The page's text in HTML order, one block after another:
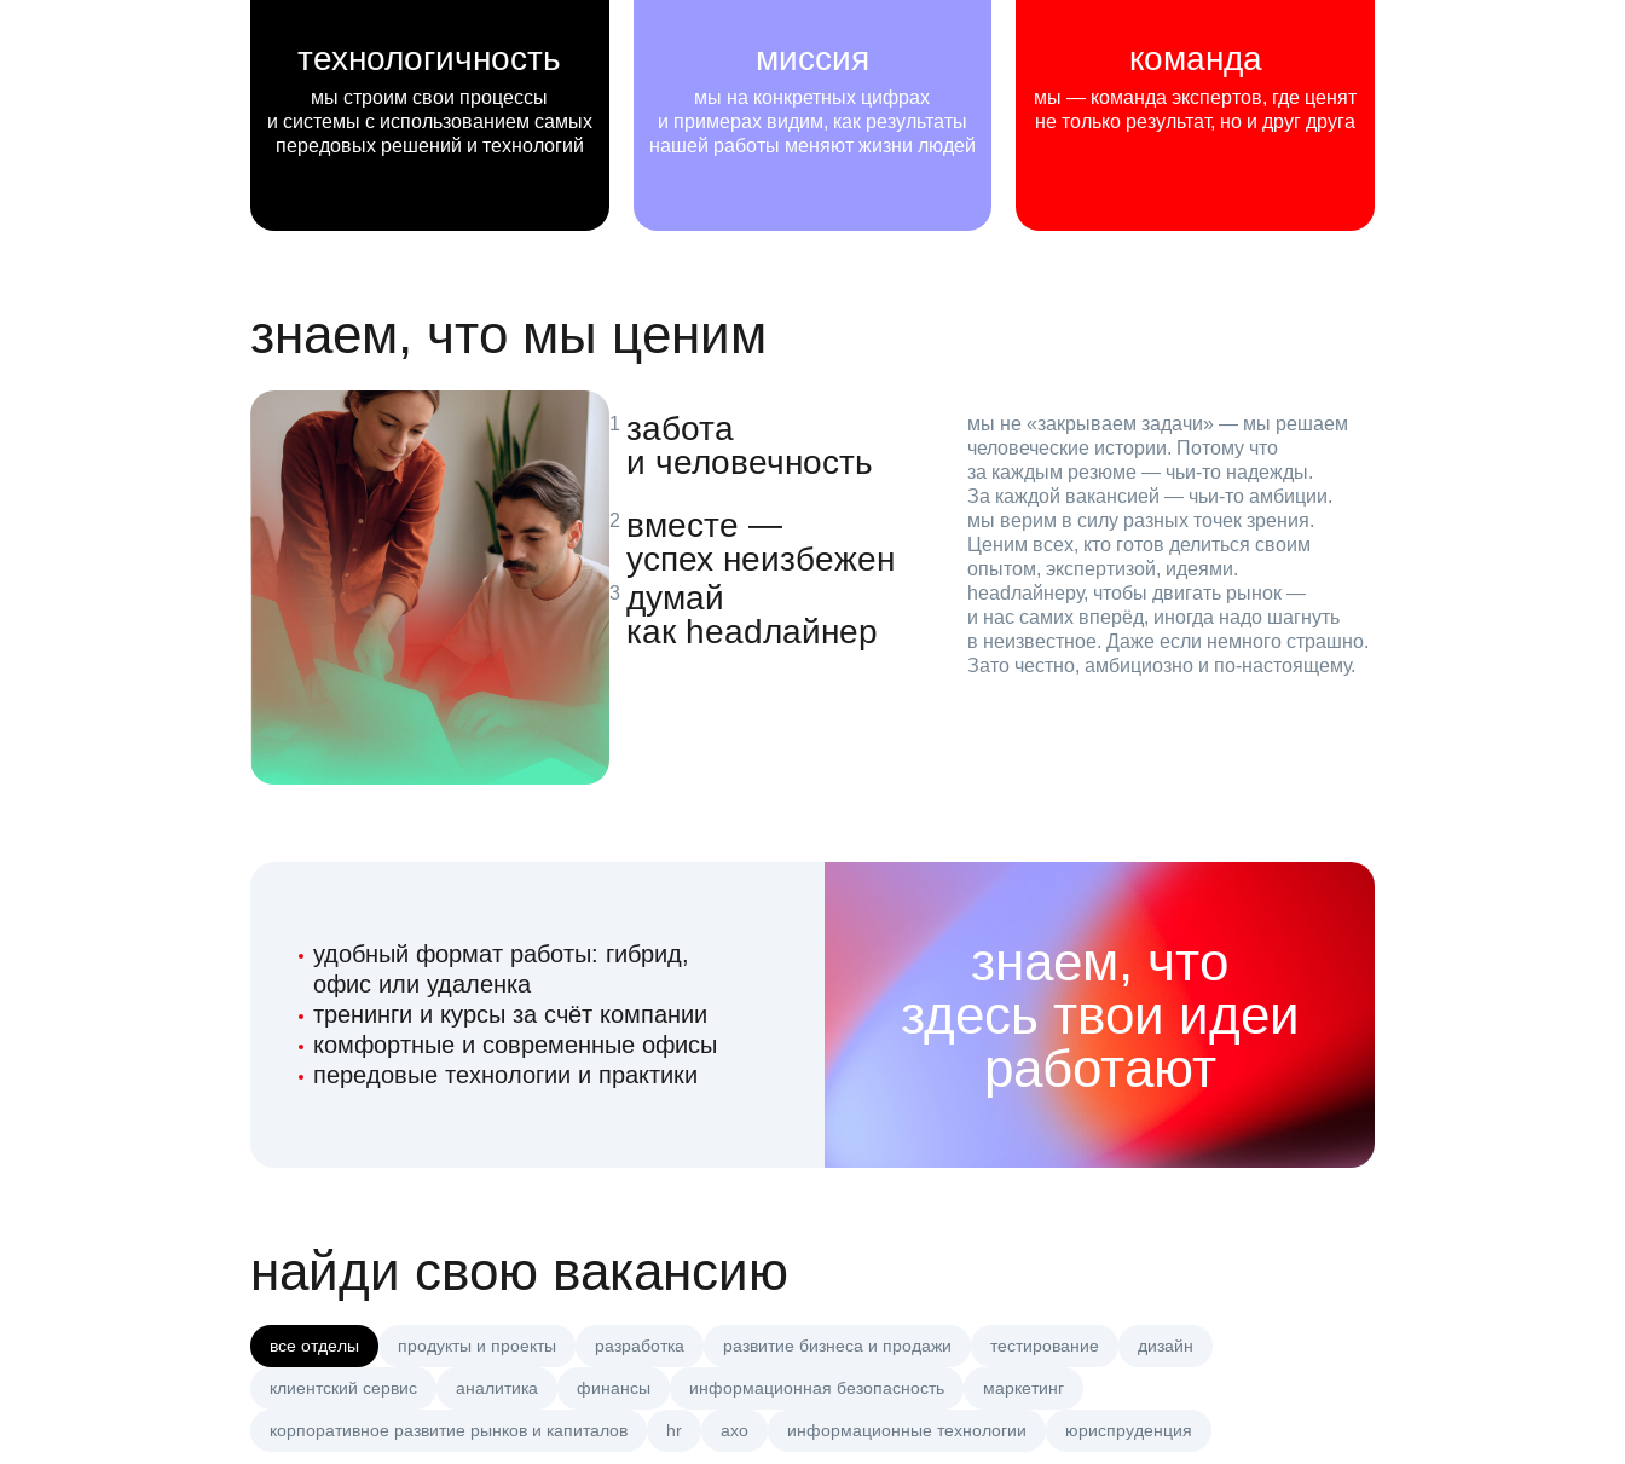
технологичность
мы строим свои процессы
и системы с использованием самых
передовых решений и технологий
миссия
мы на конкретных цифрах
и примерах видим, как результаты
нашей работы меняют жизни людей
команда
мы — команда экспертов, где ценят
не только результат, но и друг друга
знаем, что мы ценим
забота
и человечность
мы не «закрываем задачи» — мы решаем
человеческие истории. Потому что
за каждым резюме — чьи‑то надежды.
За каждой вакансией — чьи‑то амбиции.
вместе —
успех неизбежен
мы верим в силу разных точек зрения.
Ценим всех, кто готов делиться своим
опытом, экспертизой, идеями.
думай
как headлайнер
headлайнеру, чтобы двигать рынок —
и нас самих вперёд, иногда надо шагнуть
в неизвестное. Даже если немного страшно.
Зато честно, амбициозно и по‑настоящему.
удобный формат работы: гибрид,
офис или удаленка
тренинги и курсы за счёт компании
комфортные и современные офисы
передовые технологии и практики
знаем, что
здесь твои идеи
работают
найди свою вакансию
все отделы продукты и проекты разработка развитие бизнеса и продажи тестирование дизайн
клиентский сервис аналитика финансы информационная безопасность маркетинг
корпоративное развитие рынков и капиталов hr axo информационные технологии юриспруденция